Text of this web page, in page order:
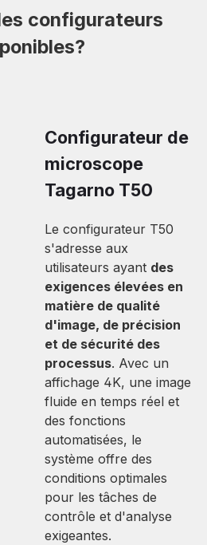
configurateurs
Configurateur de
microscope
Tagarno T50
Le configurateur T50
s'adresse aux
utilisateurs ayant des
exigences élevées en
matière de qualité
d'image, de précision
et de sécurité des
processus. Avec un
affichage 4K, une image
fluide en temps réel et
des fonctions
automatisées, le
système offre des
conditions optimales
pour les tâches de
contrôle et d'analyse
exigeantes.